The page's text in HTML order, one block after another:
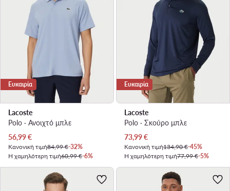
Ευκαιρία
Lacoste
Polo · Ανοιχτό μπλε
Τρέχουσα τιμή
56,99€
Κανονική τιμή84,99 €-32%
Η χαμηλότερη τιμή60,99 €-6%
Ευκαιρία
Lacoste
Polo · Σκούρο μπλε
Τρέχουσα τιμή
73,99€
Κανονική τιμή134,90 €-45%
Η χαμηλότερη τιμή77,99 €-5%